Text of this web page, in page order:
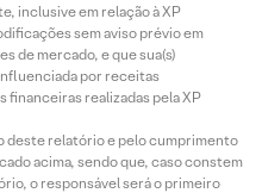
inclusive em relação à XP
sem aviso prévio em
de mercado, e que sua(s)
por receitas
realizadas pela XP
deste relatório e pelo cumprimento
acima, sendo que, caso constem
o responsável será o primeiro